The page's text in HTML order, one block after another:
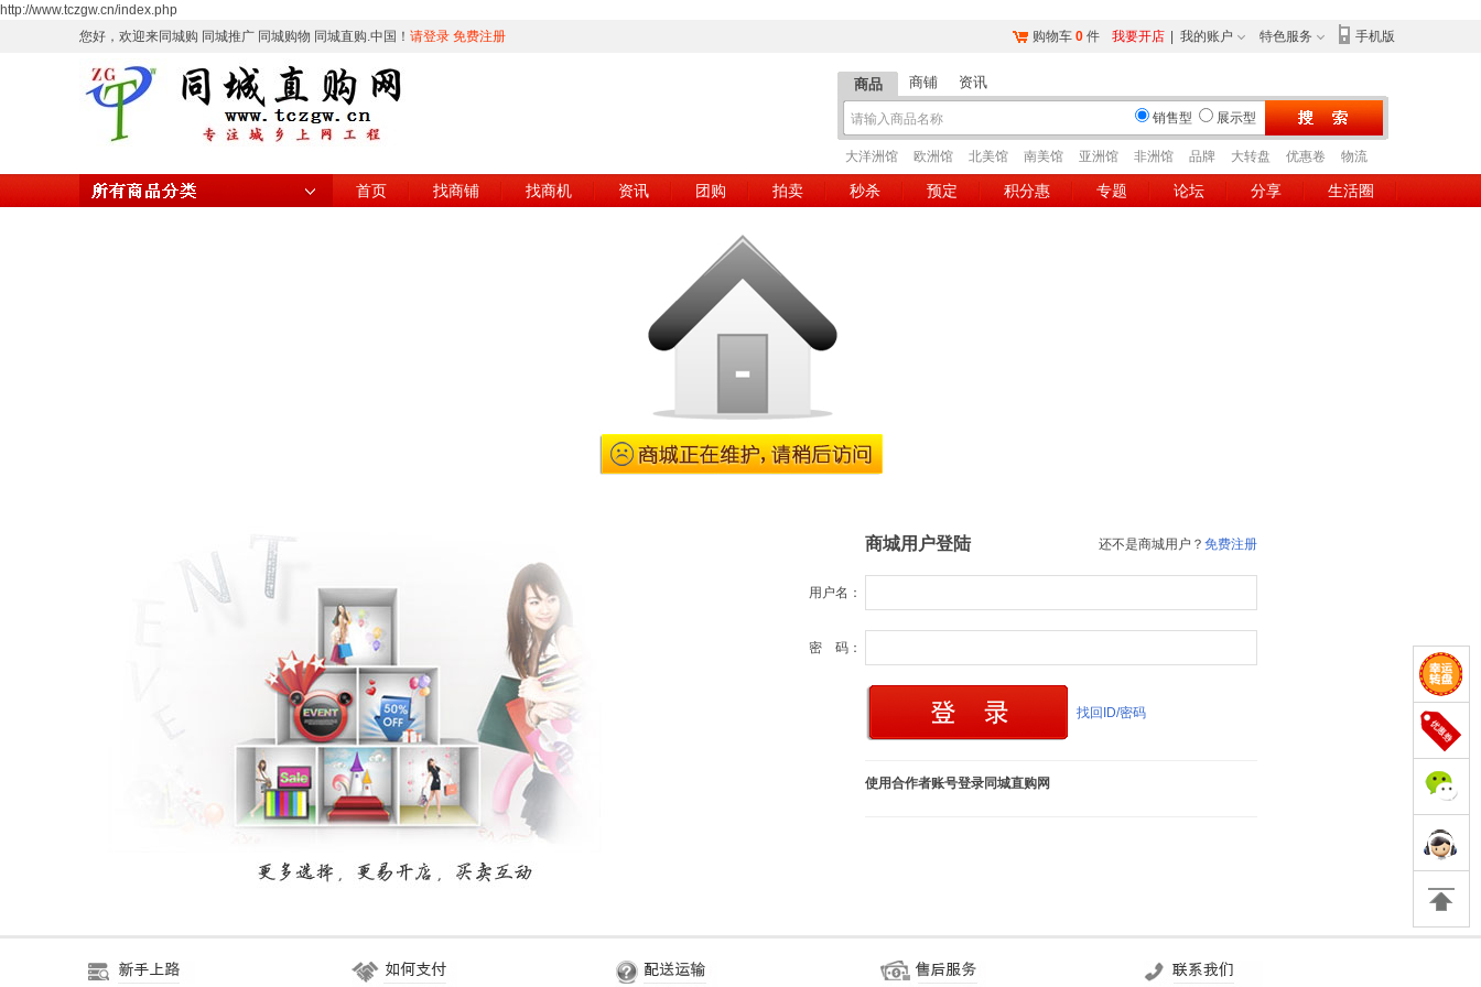
http://www.tczgw.cn/index.php
手机版
特色服务
我的账户
我要开店
购物车 0 件
您好，欢迎来同城购 同城推广 同城购物 同城直购.中国！ 请登录 免费注册
商品 商铺 资讯
销售型 展示型
大洋洲馆 欧洲馆 北美馆 南美馆 亚洲馆 非洲馆 品牌 大转盘 优惠卷 物流
所有商品分类 首页 找商铺 找商机 资讯 团购 拍卖 秒杀 预定 积分惠 专题 论坛 分享 生活圈
商城用户登陆 还不是商城用户？ 免费注册
用户名：
密 码：
找回ID/密码
使用合作者账号登录同城直购网